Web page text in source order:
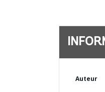
Auteur